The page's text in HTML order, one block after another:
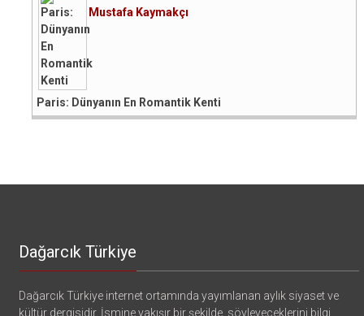
Mustafa Kaymakçı
Paris: Dünyanın En Romantik Kenti
Dağarcık Türkiye
Dağarcık Türkiye internet ortamında yayımlanan aylık siyaset ve
kültür dergisidir. İsmine yakışır bir şekilde, söyleyeceklerini bilgi